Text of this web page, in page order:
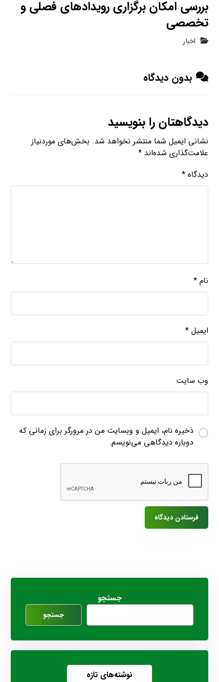
بررسی امکان برگزاری رویدادهای فصلی و
تخصصی
اخبار
بدون دیدگاه
دیدگاهتان را بنویسید
نشانی ایمیل شما منتشر نخواهد شد. بخش‌های موردنیاز
علامت‌گذاری شده‌اند*
دیدگاه*
نام*
ایمیل*
وب‌ سایت
ذخیره نام، ایمیل و وبسایت من در مرورگر برای زمانی که
دوباره دیدگاهی می‌نویسم.
جستجو
جستجو
نوشته‌های تازه